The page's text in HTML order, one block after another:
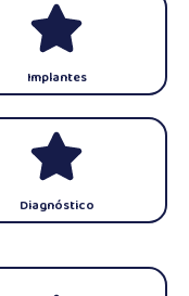
Implantes
Diagnóstico